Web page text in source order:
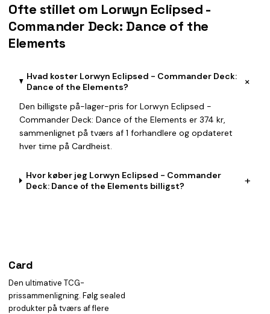
Ofte stillet om Lorwyn Eclipsed -
Commander Deck: Dance of the
Elements
Hvad koster Lorwyn Eclipsed - Commander Deck:
Dance of the Elements?
+
Den billigste på-lager-pris for Lorwyn Eclipsed -
Commander Deck: Dance of the Elements er 374 kr,
sammenlignet på tværs af 1 forhandlere og opdateret
hver time på Cardheist.
Hvor køber jeg Lorwyn Eclipsed - Commander
Deck: Dance of the Elements billigst?
+
Card
Den ultimative TCG-
prissammenligning. Følg sealed
produkter på tværs af flere